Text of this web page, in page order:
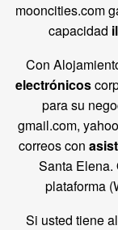
mooncities.com
capacidad
Con
electrónicos
para su
gmail.com,
correos con
Santa Elena.
plataforma
Si usted tiene